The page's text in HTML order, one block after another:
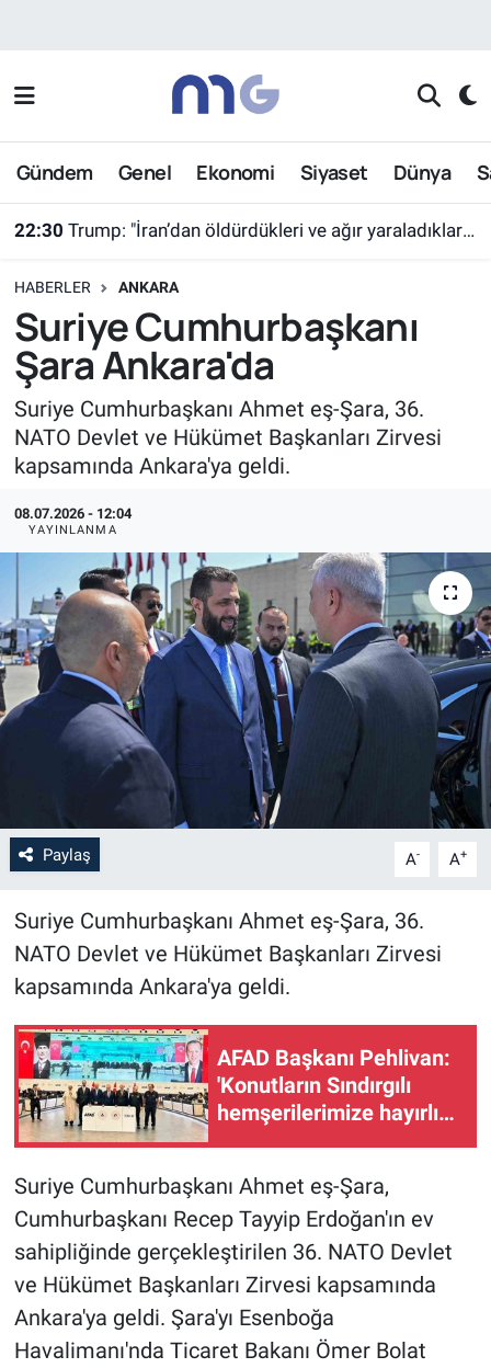
Gündem Genel Ekonomi Siyaset Dünya
22:30 Trump: "İran’dan öldürdükleri ve ağır yaraladıkları tüm kişiler için tazminat talep ediyorum"
HABERLER ANKARA
Suriye Cumhurbaşkanı
Şara Ankara'da
Suriye Cumhurbaşkanı Ahmet eş-Şara, 36.
NATO Devlet ve Hükümet Başkanları Zirvesi
kapsamında Ankara'ya geldi.
08.07.2026 - 12:04
YAYINLANMA
Paylaş A- A+
Suriye Cumhurbaşkanı Ahmet eş-Şara, 36.
NATO Devlet ve Hükümet Başkanları Zirvesi
kapsamında Ankara'ya geldi.
AFAD Başkanı Pehlivan:
'Konutların Sındırgılı
hemşerilerimize hayırlı
Suriye Cumhurbaşkanı Ahmet eş-Şara,
Cumhurbaşkanı Recep Tayyip Erdoğan'ın ev
sahipliğinde gerçekleştirilen 36. NATO Devlet
ve Hükümet Başkanları Zirvesi kapsamında
Ankara'ya geldi. Şara'yı Esenboğa
Havalimanı'nda Ticaret Bakanı Ömer Bolat
Nöbetçi Eczaneler
Hava Durumu
Süper Lig Puan Durumu ve Fikstür
Tüm Manşetler
Son Dakika Haberleri
Haber Arşivi